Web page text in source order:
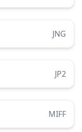
JNG
JP2
MIFF